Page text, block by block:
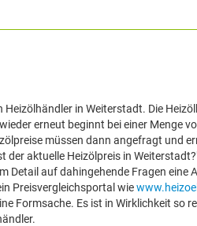
in Weiterstadt. Die
erneut beginnt bei einer Menge
müssen dann angefragt und
aktuelle Heizölpreis in
auf dahingehende Fragen eine
Preisvergleichsportal wie
Formsache. Es ist in Wirklichkeit so